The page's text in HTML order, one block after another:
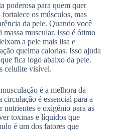
poderosa para quem quer
fortalece os músculos, mas
da pele. Quando você
muscular. Isso é ótimo
a pele mais lisa e
queima calorias. Isso ajuda
fica logo abaixo da pele.
celulite visível.
é a melhora da
é essencial para a
nutrientes e oxigênio para as
toxinas e líquidos que
é um dos fatores que